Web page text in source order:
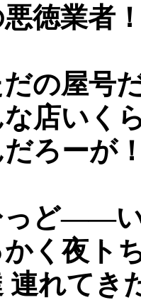
徳業者！
だの屋号
店いく
ろーが！
っど――い
く夜ト
連れてき